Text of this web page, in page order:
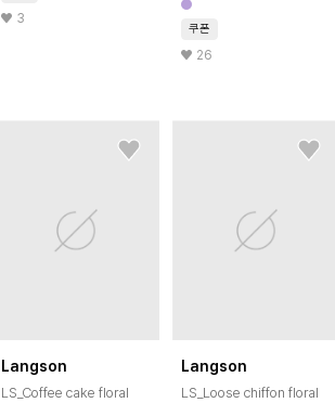
3
쿠폰
26
Langson
LS_Coffee cake floral
Langson
LS_Loose chiffon floral